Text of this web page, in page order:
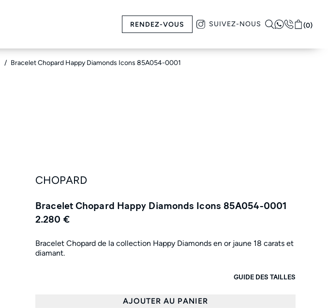
RENDEZ-VOUS SUIVEZ-NOUS (0)
Bracelet Chopard Happy Diamonds Icons 85A054-0001
CHOPARD
Bracelet Chopard Happy Diamonds Icons 85A054-0001
2.280 €
Bracelet Chopard de la collection Happy Diamonds en or jaune 18 carats et
diamant.
GUIDE DES TAILLES
AJOUTER AU PANIER